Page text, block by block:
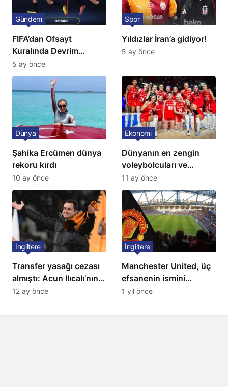
FIFA’dan Ofsayt
Kuralında Devrim
Niteliğinde Onay
Gündem
5 ay önce
Yıldızlar İran’a gidiyor!
Spor
5 ay önce
Şahika Ercümen dünya
rekoru kırdı
Dünya
10 ay önce
Dünyanın en zengin
voleybolcuları ve
servetleri açıklandı:
Listede 2 Türk yıldız
bulunuyor
Ekonomi
11 ay önce
Transfer yasağı cezası
almıştı: Acun Ilıcalı’nın
ekibi Hull City’ye kötü
İngiltere
12 ay önce
Manchester United, üç
efsanenin ismini
yasakladı
İngiltere
1 yıl önce